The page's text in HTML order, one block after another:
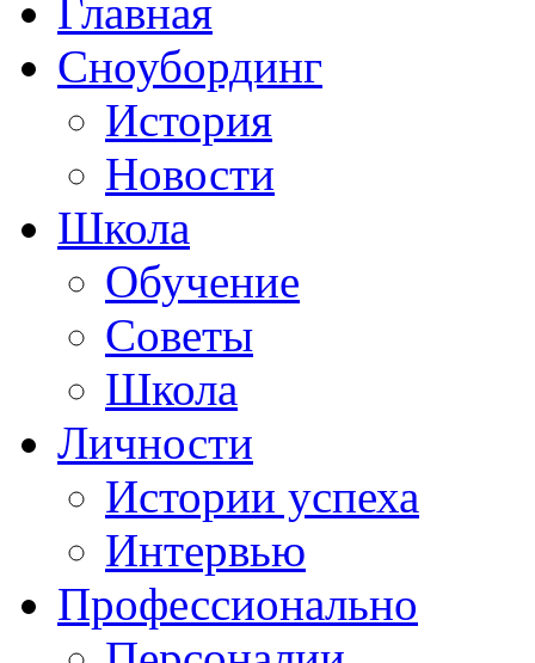
Главная
Сноубординг
История
Новости
Школа
Обучение
Советы
Школа
Личности
Истории успеха
Интервью
Профессионально